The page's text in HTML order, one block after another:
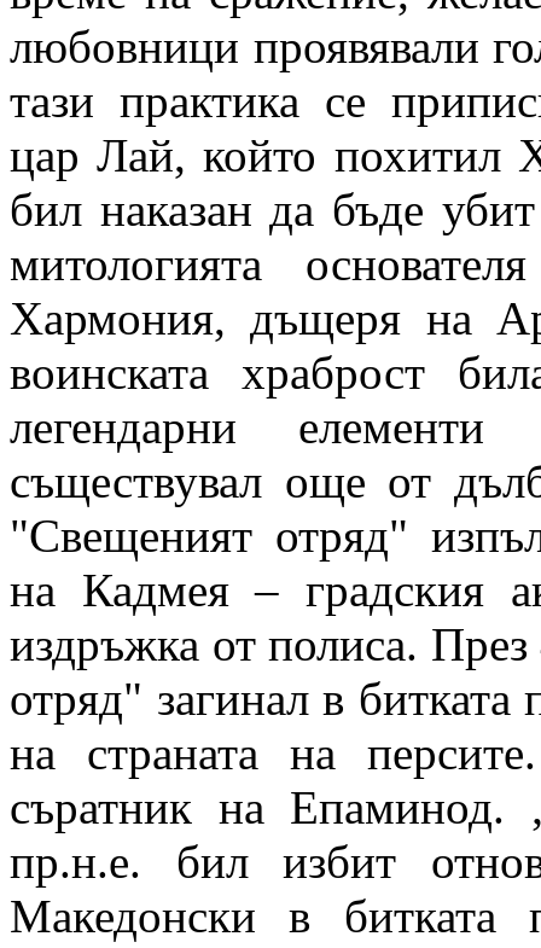
любовници проявявали
тази практика се
цар Лай, който похитил
бил наказан да бъде
митологията
Хармония, дъщеря на
воинската храброст
легендарни
съществувал още от
"Свещеният отряд"
на Кадмея – градския
издръжка от полиса.
отряд" загинал в
на страната на
съратник на Епаминод.
пр.н.е. бил избит
Македонски в